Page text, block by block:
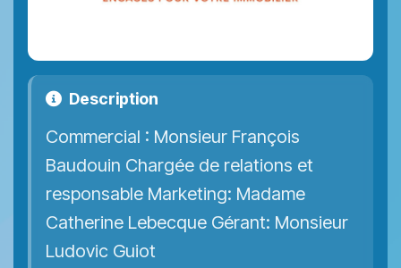
Description
Commercial : Monsieur François
Baudouin Chargée de relations et
responsable Marketing: Madame
Catherine Lebecque Gérant: Monsieur
Ludovic Guiot